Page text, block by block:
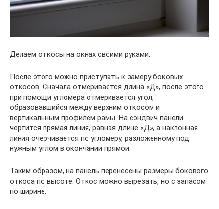
Делаем откосы на окнах своими руками.
После этого можно приступать к замеру боковых
откосов. Сначала отмеривается длина «Д», после этого
при помощи угломера отмеривается угол,
образовавшийся между верхним откосом и
вертикальным профилем рамы. На сэндвич панели
чертится прямая линия, равная длине «Д», а наклонная
линия очерчивается по угломеру, разложенному под
нужным углом в окончании прямой.
Таким образом, на панель перенесены размеры бокового
откоса по высоте. Откос можно вырезать, но с запасом
по ширине.